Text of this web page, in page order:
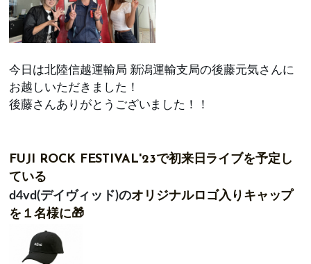
今日は北陸信越運輸局 新潟運輸支局の後藤元気さんに
お越しいただきました！
後藤さんありがとうございました！！
FUJI ROCK FESTIVAL'23で初来日ライブを予定し
ている
d4vd(デイヴィッド)のオリジナルロゴ入りキャップ
を１名様に🎁